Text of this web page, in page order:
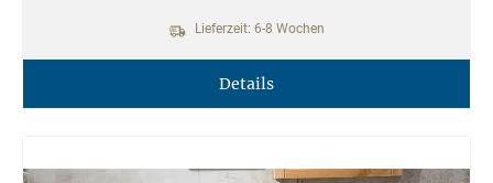
Lieferzeit: 6-8 Wochen
Details